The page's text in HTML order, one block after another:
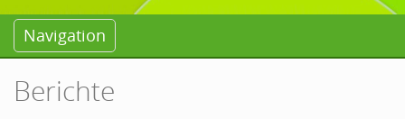
Navigation
Berichte